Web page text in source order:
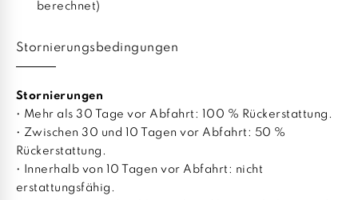
berechnet)
Stornierungsbedingungen
Stornierungen
• Mehr als 30 Tage vor Abfahrt: 100 % Rückerstattung.
• Zwischen 30 und 10 Tagen vor Abfahrt: 50 %
Rückerstattung.
• Innerhalb von 10 Tagen vor Abfahrt: nicht
erstattungsfähig.